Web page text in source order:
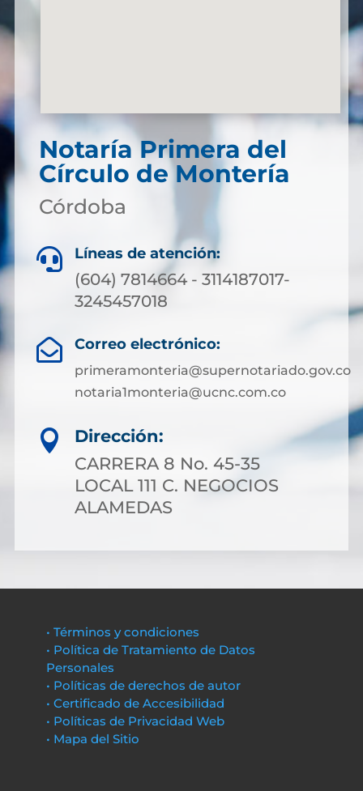
Notaría Primera del
Círculo de Montería
Córdoba
 Líneas de atención:
(604) 7814664 - 3114187017-
3245457018
 Correo electrónico:
primeramonteria@supernotariado.gov.co
notaria1monteria@ucnc.com.co

Dirección:
CARRERA 8 No. 45-35
LOCAL 111 C. NEGOCIOS
ALAMEDAS
• Términos y condiciones
• Política de Tratamiento de Datos
Personales
• Políticas de derechos de autor
• Certificado de Accesibilidad
• Políticas de Privacidad Web
• Mapa del Sitio